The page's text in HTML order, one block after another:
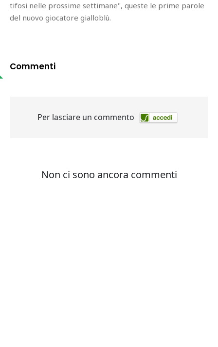
tifosi nelle prossime settimane", queste le prime parole
del nuovo giocatore gialloblù.
Commenti